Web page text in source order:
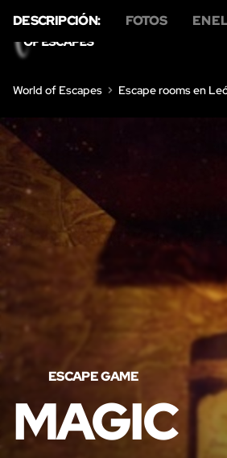
World of Escapes Escape rooms en
ESCAPE GAME
MAGIC
DESCRIPCIÓN: FOTOS EN